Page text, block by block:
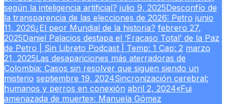
según la inteligencia artificial? julio 9, 2025Desconfío de
la transparencia de las elecciones de 2026: Petro junio
11, 2026¿El peor Mundial de la historia? febrero 27,
2025Daniel Palacios destapa el ‘Fracaso Total’ de la Paz
de Petro | Sin Libreto Podcast | Temp: 1 Cap: 2 marzo
21, 2025Las desapariciones más aterradoras de
Colombia: Casos sin resolver que siguen siendo un
misterio septiembre 19, 2024Sincronización cerebral:
humanos y perros en conexión abril 2, 2024«Fui
amenazada de muerte»: Manuela Gómez